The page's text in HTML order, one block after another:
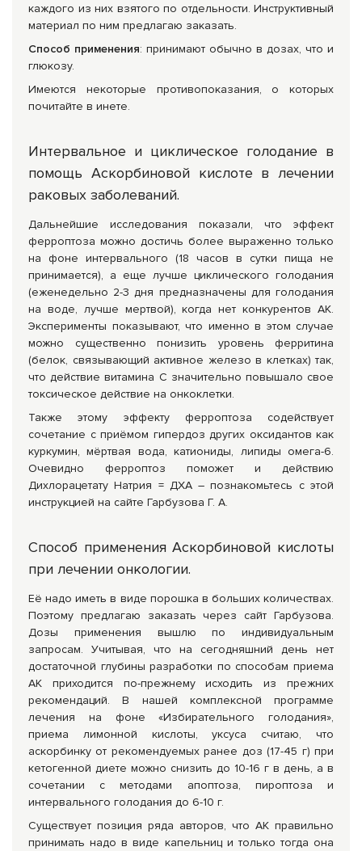
каждого из них взятого по отдельности. Инструктивный
материал по ним предлагаю заказать.
Способ применения: принимают обычно в дозах, что и
глюкозу.
Имеются некоторые противопоказания, о которых
почитайте в инете.
Интервальное и циклическое голодание в
помощь Аскорбиновой кислоте в лечении
раковых заболеваний.
Дальнейшие исследования показали, что эффект
ферроптоза можно достичь более выраженно только
на фоне интервального (18 часов в сутки пища не
принимается), а еще лучше циклического голодания
(еженедельно 2-3 дня предназначены для голодания
на воде, лучше мертвой), когда нет конкурентов АК.
Эксперименты показывают, что именно в этом случае
можно существенно понизить уровень ферритина
(белок, связывающий активное железо в клетках) так,
что действие витамина С значительно повышало свое
токсическое действие на онкоклетки.
Также этому эффекту ферроптоза содействует
сочетание с приёмом гипердоз других оксидантов как
куркумин, мёртвая вода, катиониды, липиды омега-6.
Очевидно ферроптоз поможет и действию
Дихлорацетату Натрия = ДХА – познакомьтесь с этой
инструкцией на сайте Гарбузова Г. А.
Способ применения Аскорбиновой кислоты
при лечении онкологии.
Её надо иметь в виде порошка в больших количествах.
Поэтому предлагаю заказать через сайт Гарбузова.
Дозы применения вышлю по индивидуальным
запросам. Учитывая, что на сегодняшний день нет
достаточной глубины разработки по способам приема
АК приходится по-прежнему исходить из прежних
рекомендаций. В нашей комплексной программе
лечения на фоне «Избирательного голодания»,
приема лимонной кислоты, уксуса считаю, что
аскорбинку от рекомендуемых ранее доз (17-45 г) при
кетогенной диете можно снизить до 10-16 г в день, а в
сочетании с методами апоптоза, пироптоза и
интервального голодания до 6-10 г.
Существует позиция ряда авторов, что АК правильно
принимать надо в виде капельниц и только тогда она